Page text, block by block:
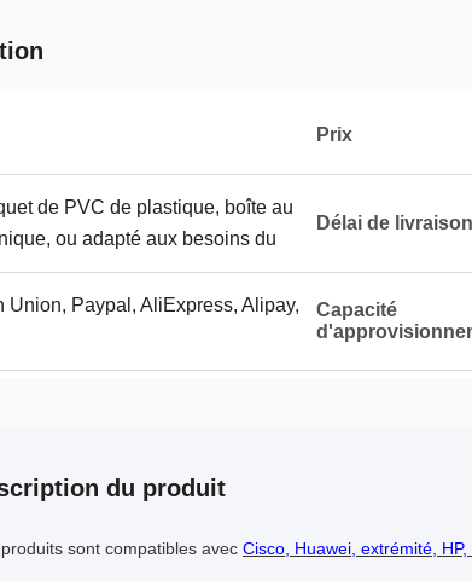
Prix
de PVC de plastique, boîte au
ou adapté aux besoins du
Délai de livraison
Union, Paypal, AliExpress, Alipay,
Capacité
du produit
sont compatibles avec Cisco, Huawei, extrémité,